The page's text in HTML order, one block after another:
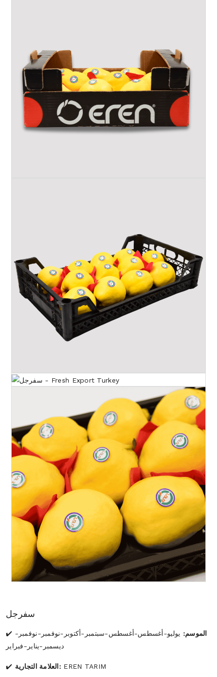
سفرجل
الموسم: يوليو-أغسطس-أغسطس-سبتمبر-أكتوبر-نوفمبر-نوفمبر-
ديسمبر-يناير-فبراير
العلامة التجارية: EREN TARIM